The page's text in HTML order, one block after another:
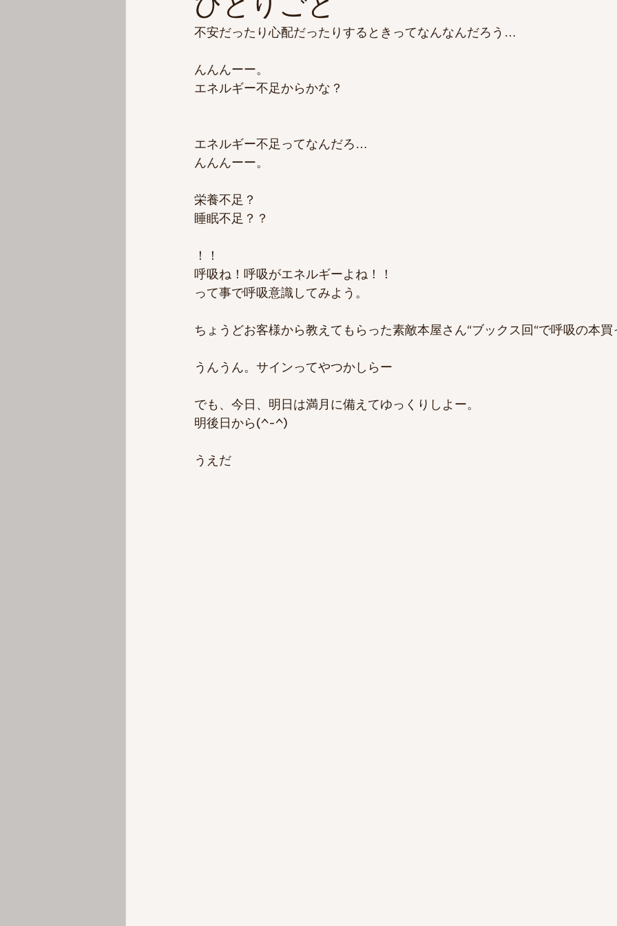
不安だったり心配だったりするときってなんなんだろう…
んんんーー。
エネルギー不足からかな？
エネルギー不足ってなんだろ…
んんんーー。
栄養不足？
睡眠不足？？
！！
呼吸ね！呼吸がエネルギーよね！！
って事で呼吸意識してみよう。
ちょうどお客様から教えてもらった素敵本屋さん“ブックス回“で呼吸の本買
うんうん。サインってやつかしらー
でも、今日、明日は満月に備えてゆっくりしよー。
明後日から(^-^)
うえだ